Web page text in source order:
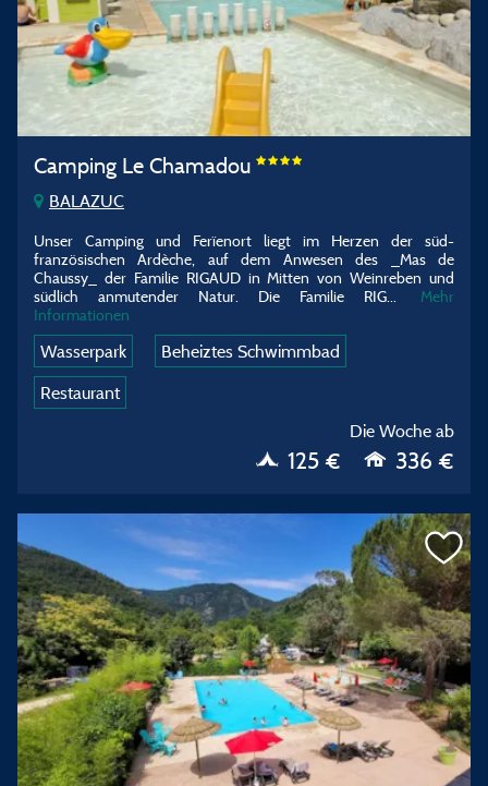
Camping Le Chamadou
BALAZUC
Unser Camping und Ferïenort liegt im Herzen der süd-
französischen Ardèche, auf dem Anwesen des _Mas de
Chaussy_ der Familie RIGAUD in Mitten von Weinreben und
südlich anmutender Natur. Die Familie RIG...
Mehr
Informationen
Wasserpark
Beheiztes Schwimmbad
Restaurant
Die Woche ab
125 € 336 €